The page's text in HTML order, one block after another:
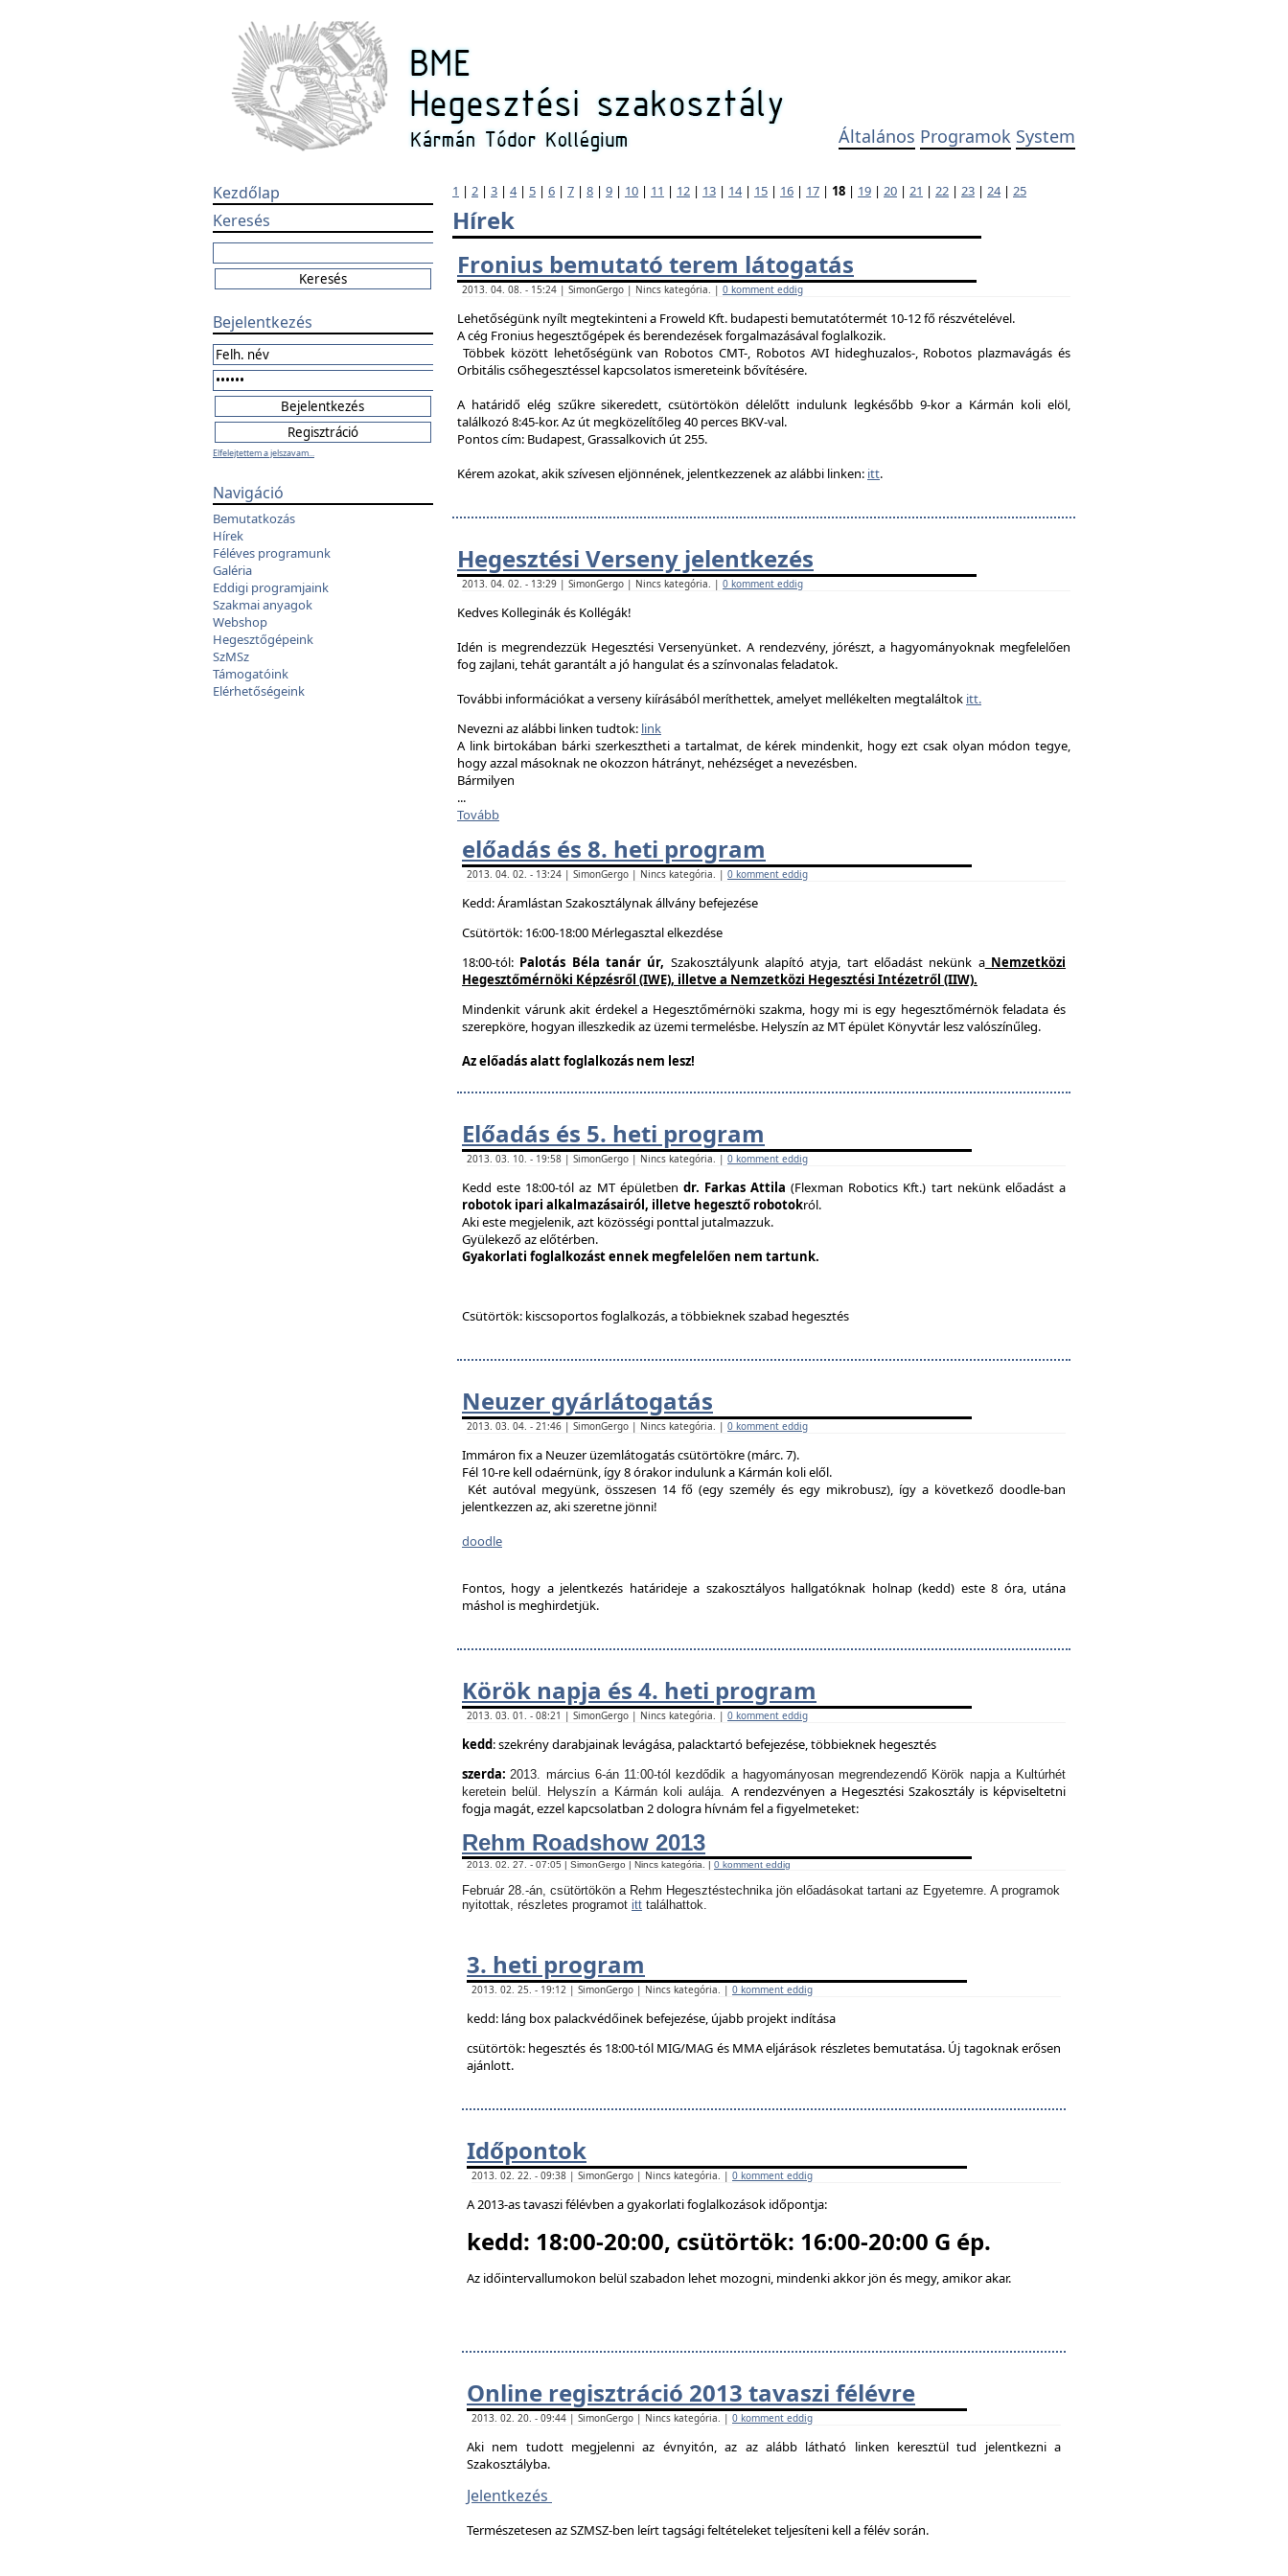
Általános Programok System
Kezdőlap
Keresés
Bejelentkezés
Elfelejtettem a jelszavam...
Navigáció
Bemutatkozás
Hírek
Féléves programunk
Galéria
Eddigi programjaink
Szakmai anyagok
Webshop
Hegesztőgépeink
SzMSz
Támogatóink
Elérhetőségeink
1 | 2 | 3 | 4| 5 | 6 | 7 | 8 | 9 | 10 | 11 | 12 | 13 | 14| 15 | 16 | 17 | 18 | 19 | 20 | 21 | 22 | 23 | 24| 25
Hírek
Fronius bemutató terem látogatás
2013. 04. 08. - 15:24 | SimonGergo | Nincs kategória. | 0 komment eddig
Lehetőségünk nyílt megtekinteni a Froweld Kft. budapesti bemutatótermét 10-12 fő részvételével.
A cég Fronius hegesztőgépek és berendezések forgalmazásával foglalkozik.
Többek között lehetőségünk van Robotos CMT-, Robotos AVI hideghuzalos-, Robotos plazmavágás és
Orbitális csőhegesztéssel kapcsolatos ismereteink bővítésére.
A határidő elég szűkre sikeredett, csütörtökön délelőtt indulunk legkésőbb 9-kor a Kármán koli elöl,
találkozó 8:45-kor. Az út megközelítőleg 40 perces BKV-val.
Pontos cím: Budapest, Grassalkovich út 255.
Kérem azokat, akik szívesen eljönnének, jelentkezzenek az alábbi linken: itt.
Hegesztési Verseny jelentkezés
2013. 04. 02. - 13:29 | SimonGergo | Nincs kategória. | 0 komment eddig
Kedves Kolleginák és Kollégák!
Idén is megrendezzük Hegesztési Versenyünket. A rendezvény, jórészt, a hagyományoknak megfelelően
fog zajlani, tehát garantált a jó hangulat és a színvonalas feladatok.
További információkat a verseny kiírásából meríthettek, amelyet mellékelten megtaláltok itt.
Nevezni az alábbi linken tudtok: link
A link birtokában bárki szerkesztheti a tartalmat, de kérek mindenkit, hogy ezt csak olyan módon tegye,
hogy azzal másoknak ne okozzon hátrányt, nehézséget a nevezésben.
Bármilyen
...
Tovább
előadás és 8. heti program
2013. 04. 02. - 13:24 | SimonGergo | Nincs kategória. | 0 komment eddig
Kedd: Áramlástan Szakosztálynak állvány befejezése
Csütörtök: 16:00-18:00 Mérlegasztal elkezdése
18:00-tól: Palotás Béla tanár úr, Szakosztályunk alapító atyja, tart előadást nekünk aNemzetközi
Hegesztőmérnöki Képzésről (IWE), illetve a Nemzetközi Hegesztési Intézetről (IIW).
Mindenkit várunk akit érdekel a Hegesztőmérnöki szakma, hogy mi is egy hegesztőmérnök feladata és
szerepköre, hogyan illeszkedik az üzemi termelésbe. Helyszín az MT épület Könyvtár lesz valószínűleg.
Az előadás alatt foglalkozás nem lesz!
Előadás és 5. heti program
2013. 03. 10. - 19:58 | SimonGergo | Nincs kategória. | 0 komment eddig
Kedd este 18:00-tól az MT épületben dr. Farkas Attila(Flexman Robotics Kft.) tart nekünk előadást a
robotok ipari alkalmazásairól, illetve hegesztő robotokról.
Aki este megjelenik, azt közösségi ponttal jutalmazzuk.
Gyülekező az előtérben.
Gyakorlati foglalkozást ennek megfelelően nem tartunk.
Csütörtök: kiscsoportos foglalkozás, a többieknek szabad hegesztés
Neuzer gyárlátogatás
2013. 03. 04. - 21:46 | SimonGergo | Nincs kategória. | 0 komment eddig
Immáron fix a Neuzer üzemlátogatás csütörtökre (márc. 7).
Fél 10-re kell odaérnünk, így 8 órakor indulunk a Kármán koli elől.
Két autóval megyünk, összesen 14 fő (egy személy és egy mikrobusz), így a következő doodle-ban
jelentkezzen az, aki szeretne jönni!
doodle
Fontos, hogy a jelentkezés határideje a szakosztályos hallgatóknak holnap (kedd) este 8 óra, utána
máshol is meghirdetjük.
Körök napja és 4. heti program
2013. 03. 01. - 08:21 | SimonGergo | Nincs kategória. | 0 komment eddig
kedd: szekrény darabjainak levágása, palacktartó befejezése, többieknek hegesztés
szerda:2013. március 6-án 11:00-tól kezdődik a hagyományosan megrendezendő Körök napja a Kultúrhét
keretein belül. Helyszín a Kármán koli aulája. A rendezvényen a Hegesztési Szakosztály is képviseltetni
fogja magát, ezzel kapcsolatban 2 dologra hívnám fel a figyelmeteket:
Rehm Roadshow 2013
2013. 02. 27. - 07:05 | SimonGergo | Nincs kategória. | 0 komment eddig
Február 28.-án, csütörtökön a Rehm Hegesztéstechnika jön előadásokat tartani az Egyetemre. A programok
nyitottak, részletes programot itt találhattok.
3. heti program
2013. 02. 25. - 19:12 | SimonGergo | Nincs kategória. | 0 komment eddig
kedd: láng box palackvédőinek befejezése, újabb projekt indítása
csütörtök: hegesztés és 18:00-tól MIG/MAG és MMA eljárások részletes bemutatása. Új tagoknak erősen
ajánlott.
Időpontok
2013. 02. 22. - 09:38 | SimonGergo | Nincs kategória. | 0 komment eddig
A 2013-as tavaszi félévben a gyakorlati foglalkozások időpontja:
kedd: 18:00-20:00, csütörtök: 16:00-20:00 G ép.
Az időintervallumokon belül szabadon lehet mozogni, mindenki akkor jön és megy, amikor akar.
Online regisztráció 2013 tavaszi félévre
2013. 02. 20. - 09:44 | SimonGergo | Nincs kategória. | 0 komment eddig
Aki nem tudott megjelenni az évnyitón, az az alább látható linken keresztül tud jelentkezni a
Szakosztályba.
Jelentkezés
Természetesen az SZMSZ-ben leírt tagsági feltételeket teljesíteni kell a félév során.